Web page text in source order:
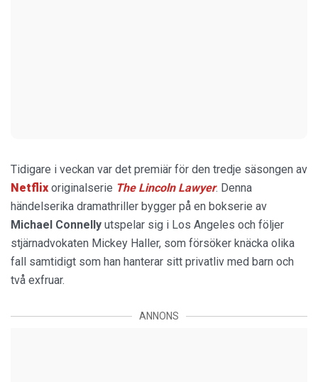
Tidigare i veckan var det premiär för den tredje säsongen av
Netflix originalserie The Lincoln Lawyer. Denna
händelserika dramathriller bygger på en bokserie av
Michael Connelly utspelar sig i Los Angeles och följer
stjärnadvokaten Mickey Haller, som försöker knäcka olika
fall samtidigt som han hanterar sitt privatliv med barn och
två exfruar.
ANNONS